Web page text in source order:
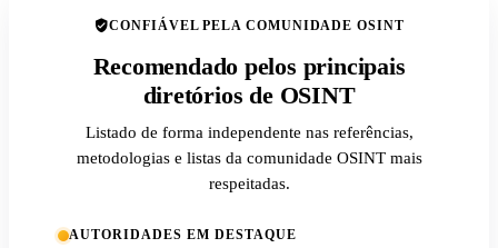
CONFIÁVEL PELA COMUNIDADE OSINT
Recomendado pelos principais
diretórios de OSINT
Listado de forma independente nas referências,
metodologias e listas da comunidade OSINT mais
respeitadas.
AUTORIDADES EM DESTAQUE